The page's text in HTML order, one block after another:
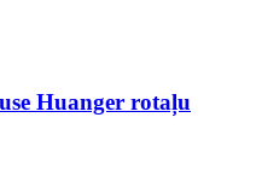
Huanger rotaļu